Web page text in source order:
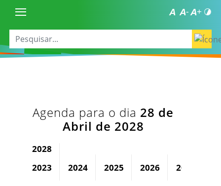
Agenda para o dia 28 de
Abril de 2028
2028
2023
2024 2025 2026 2027